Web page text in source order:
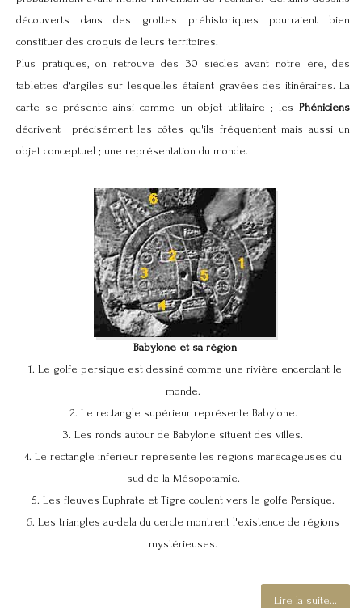
découverts dans des grottes préhistoriques pourraient bien
constituer des croquis de leurs territoires.
Plus pratiques, on retrouve dès 30 siècles avant notre ère, des
tablettes d'argiles sur lesquelles étaient gravées des itinéraires. La
carte se présente ainsi comme un objet utilitaire ; les Phéniciens
décrivent précisément les côtes qu'ils fréquentent mais aussi un
objet conceptuel ; une représentation du monde.
Babylone et sa région
1. Le golfe persique est dessiné comme une rivière encerclant le
monde.
2. Le rectangle supérieur représente Babylone.
3. Les ronds autour de Babylone situent des villes.
4. Le rectangle inférieur représente les régions marécageuses du
sud de la Mésopotamie.
5. Les fleuves Euphrate et Tigre coulent vers le golfe Persique.
6. Les triangles au-dela du cercle montrent l'existence de régions
mystérieuses.
Lire la suite...